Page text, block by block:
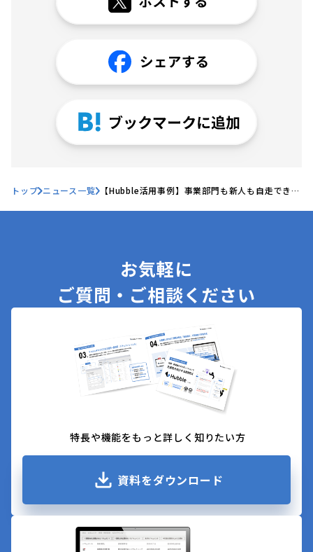
トップ ニュース一覧 【Hubble活用事例】事業部門も新人も自走できる
お気軽に
ご質問・ご相談ください
特長や機能をもっと詳しく知りたい方
資料をダウンロード